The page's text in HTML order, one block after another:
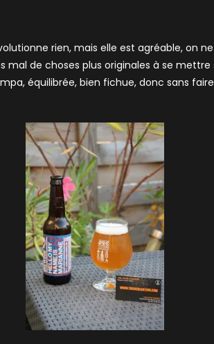
rien, mais elle est agréable, on
mal de choses plus originales à se
équilibrée, bien fichue, donc sans